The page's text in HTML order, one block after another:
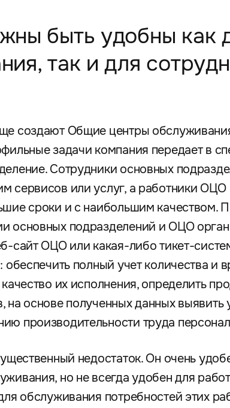
быть удобны как
так и для
создают Общие центры
задачи компания передает в
Сотрудники основных
сервисов или услуг, а работники ОЦО
сроки и с наибольшим качеством.
основных подразделений и ОЦО
сайт ОЦО или какая-либо тикет-
полный учет количества и
их исполнения, определить
основе полученных данных выявить
производительности труда
недостаток. Он очень
но не всегда удобен для
обслуживания потребностей этих